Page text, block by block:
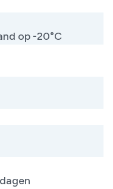
op -20°C